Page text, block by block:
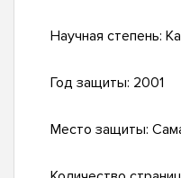
Научная степень:
Год защиты: 2001
Место защиты: